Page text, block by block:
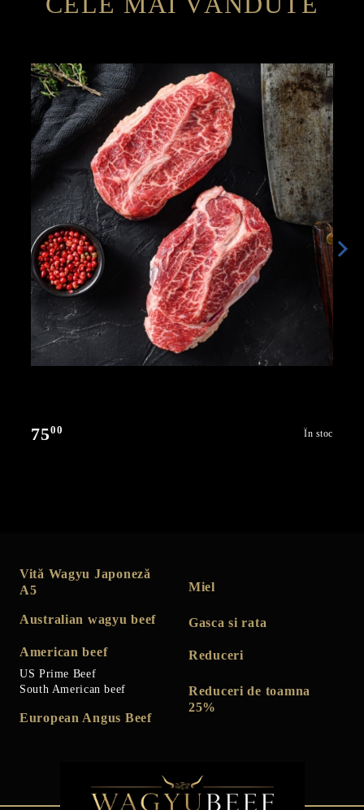
7500 În stoc
Vită Wagyu Japoneză
A5
Australian wagyu beef
American beef
US Prime Beef
South American beef
European Angus Beef
Miel
Gasca si rata
Reduceri
Reduceri de toamna
25%